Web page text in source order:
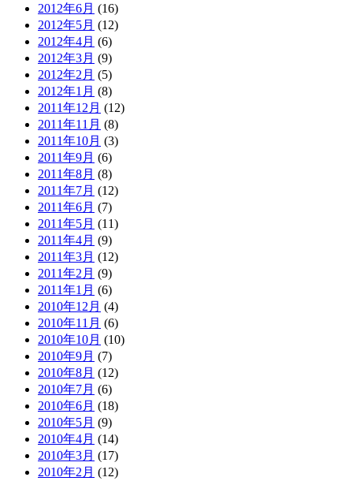
2012年6月 (16)
2012年5月 (12)
2012年4月 (6)
2012年3月 (9)
2012年2月 (5)
2012年1月 (8)
2011年12月 (12)
2011年11月 (8)
2011年10月 (3)
2011年9月 (6)
2011年8月 (8)
2011年7月 (12)
2011年6月 (7)
2011年5月 (11)
2011年4月 (9)
2011年3月 (12)
2011年2月 (9)
2011年1月 (6)
2010年12月 (4)
2010年11月 (6)
2010年10月 (10)
2010年9月 (7)
2010年8月 (12)
2010年7月 (6)
2010年6月 (18)
2010年5月 (9)
2010年4月 (14)
2010年3月 (17)
2010年2月 (12)